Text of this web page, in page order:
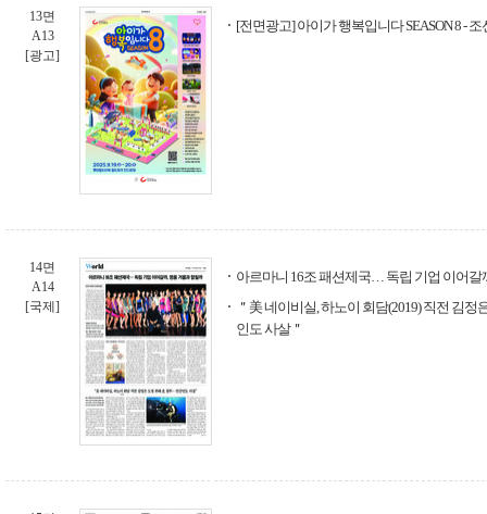
13면
A13
[광고]
[전면광고] 아이가 행복입니다 SEASON 8 -
14면
A14
[국제]
아르마니 16조 패션제국… 독립 기업 이어갈
＂美 네이비실, 하노이 회담(2019) 직전 김
인도 사살＂